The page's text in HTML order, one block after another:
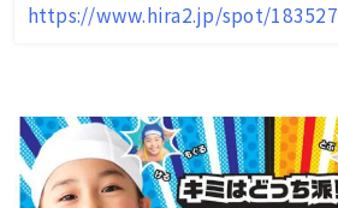
https://www.hira2.jp/spot/183527